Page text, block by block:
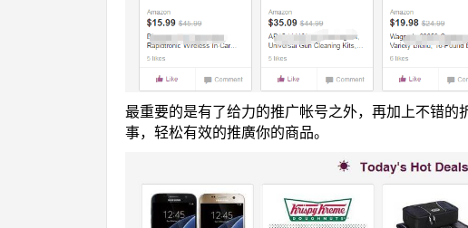
最重要的是有了给力的推广帐号之外，再加上不错
事，轻松有效的推廣你的商品。